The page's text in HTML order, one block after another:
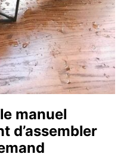
manuel
d’assembler